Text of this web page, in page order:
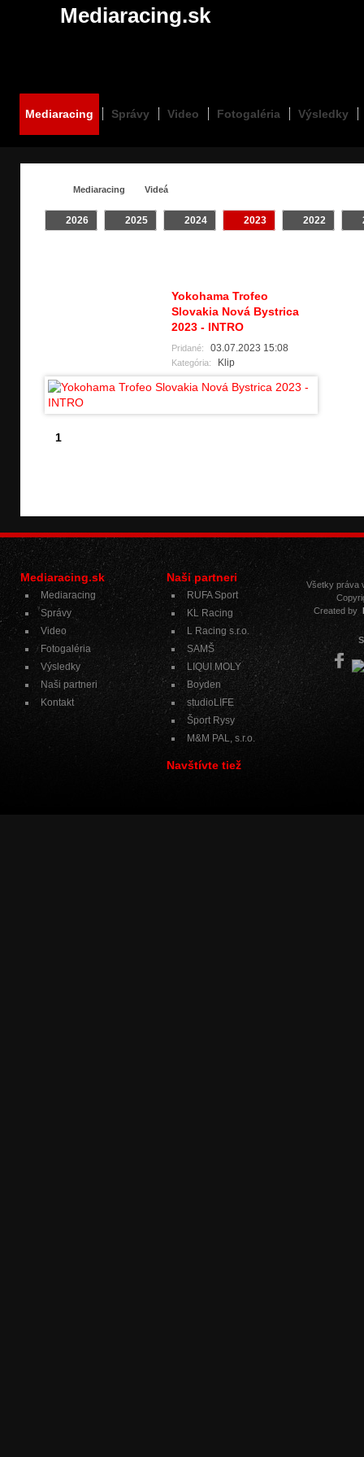
Mediaracing.sk
Mediaracing Správy Video Fotogaléria Výsledky
Mediaracing Videá
2026 2025 2024 2023 2022
Yokohama Trofeo
Slovakia Nová Bystrica
2023 - INTRO
Pridané: 03.07.2023 15:08
Kategória: Klip
1
Mediaracing.sk
Mediaracing
Správy
Video
Fotogaléria
Výsledky
Naši partneri
Kontakt
Všetky práva
Created by
Naši partneri
RUFA Sport
KL Racing
L Racing s.r.o.
SAMŠ
LIQUI MOLY
Boyden
studioLIFE
Šport Rysy
M&M PAL, s.r.o.
Navštívte tiež